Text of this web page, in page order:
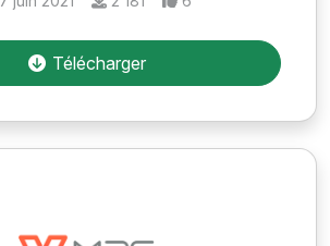
Télécharger